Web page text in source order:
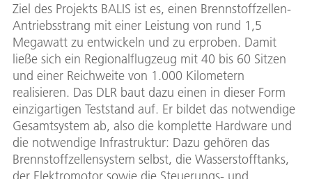
Ziel des Projekts BALIS ist es, einen Brennstoffzellen-
Antriebsstrang mit einer Leistung von rund 1,5
Megawatt zu entwickeln und zu erproben. Damit
ließe sich ein Regionalflugzeug mit 40 bis 60 Sitzen
und einer Reichweite von 1.000 Kilometern
realisieren. Das DLR baut dazu einen in dieser Form
einzigartigen Teststand auf. Er bildet das notwendige
Gesamtsystem ab, also die komplette Hardware und
die notwendige Infrastruktur: Dazu gehören das
Brennstoffzellensystem selbst, die Wasserstofftanks,